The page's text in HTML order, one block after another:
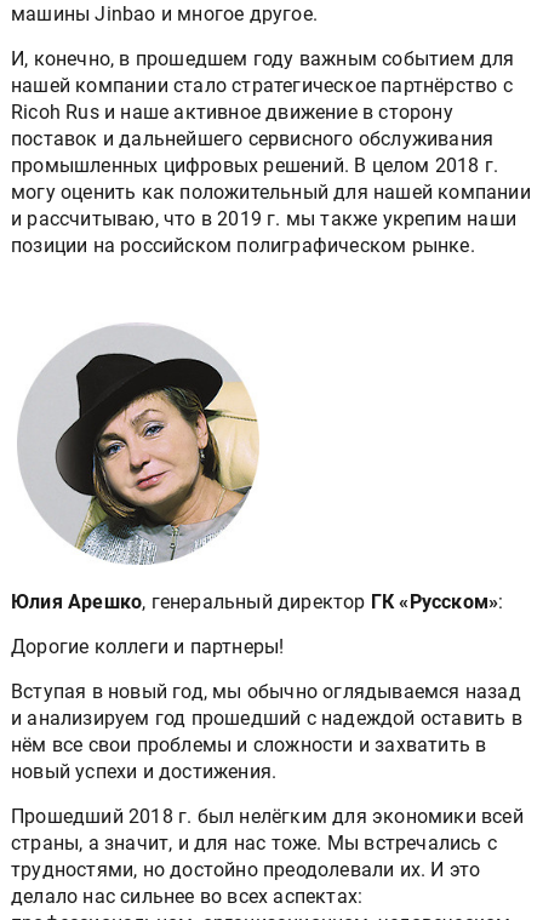
машины Jinbao и многое другое.
И, конечно, в прошедшем году важным событием для
нашей компании стало стратегическое партнёрство с
Ricoh Rus и наше активное движение в сторону
поставок и дальнейшего сервисного обслуживания
промышленных цифровых решений. В целом 2018 г.
могу оценить как положительный для нашей компании
и рассчитываю, что в 2019 г. мы также укрепим наши
позиции на российском полиграфическом рынке.
Юлия Арешко, генеральный директор ГК «Русском»:
Дорогие коллеги и партнеры!
Вступая в новый год, мы обычно оглядываемся назад
и анализируем год прошедший с надеждой оставить в
нём все свои проблемы и сложности и захватить в
новый успехи и достижения.
Прошедший 2018 г. был нелёгким для экономики всей
страны, а значит, и для нас тоже. Мы встречались с
трудностями, но достойно преодолевали их. И это
делало нас сильнее во всех аспектах: